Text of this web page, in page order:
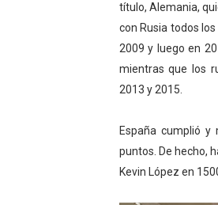
título, Alemania,
con Rusia todos
2009 y luego en
mientras que los
2013 y 2015.
España cumplió
puntos. De hecho,
Kevin López en